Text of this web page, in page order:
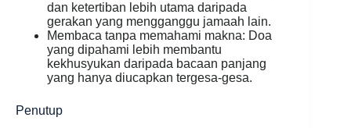
dan ketertiban lebih utama daripada
gerakan yang mengganggu jamaah lain.
Membaca tanpa memahami makna: Doa
yang dipahami lebih membantu
kekhusyukan daripada bacaan panjang
yang hanya diucapkan tergesa-gesa.
Penutup